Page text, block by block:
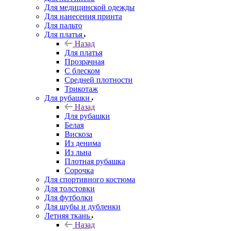
Для медицинской одежды
Для нанесения принта
Для пальто
Для платья
Назад
Для платья
Прозрачная
С блеском
Средней плотности
Трикотаж
Для рубашки
Назад
Для рубашки
Белая
Вискоза
Из денима
Из льна
Плотная рубашка
Сорочка
Для спортивного костюма
Для толстовки
Для футболки
Для шубы и дубленки
Летняя ткань
Назад